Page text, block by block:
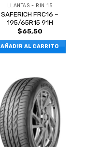
LLANTAS - RIN 15
SAFERICH FRC16 –
195/65R15 91H
$65,50
AÑADIR AL CARRITO